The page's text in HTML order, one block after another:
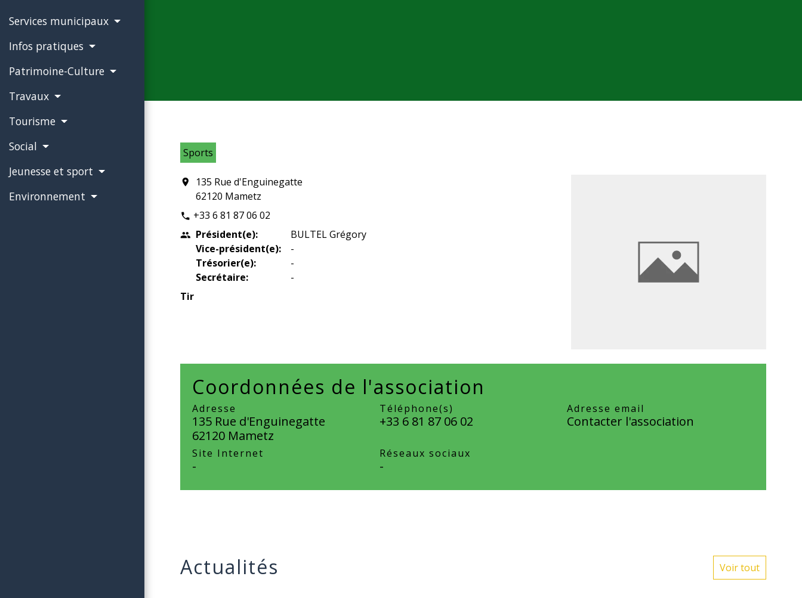
Services municipaux
Infos pratiques
Patrimoine-Culture
Travaux
Tourisme
Social
Jeunesse et sport
Environnement
Sports
location_on
135 Rue d'Enguinegatte
62120 Mametz
phone +33 6 81 87 06 02
people Président(e):
Vice-président(e):
Trésorier(e):
Secrétaire:
BULTEL Grégory
-
-
-
Tir
Coordonnées de l'association
Adresse
135 Rue d'Enguinegatte
62120 Mametz
Téléphone(s)
+33 6 81 87 06 02
Adresse email
Contacter l'association
Site Internet
-
Réseaux sociaux
-
Actualités Voir tout